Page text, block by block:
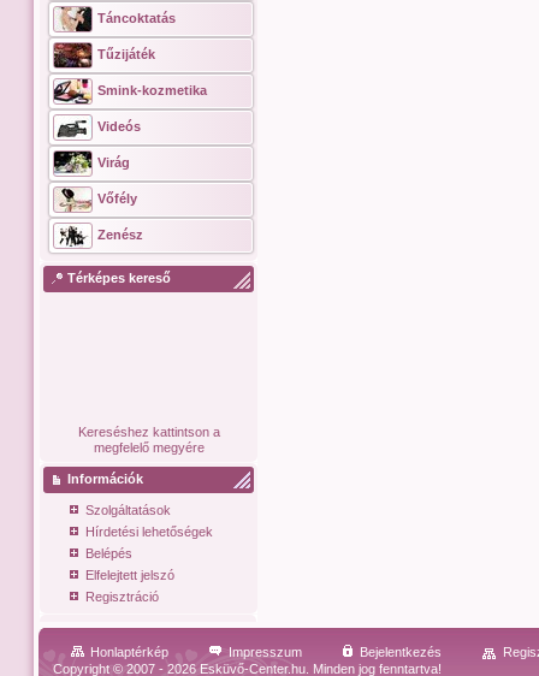
Táncoktatás
Tűzijáték
Smink-kozmetika
Videós
Virág
Vőfély
Zenész
Térképes kereső
Kereséshez kattintson a
megfelelő megyére
Információk
Szolgáltatások
Hírdetési lehetőségek
Belépés
Elfelejtett jelszó
Regisztráció
Honlaptérkép Impresszum Bejelentkezés
Copyright © 2007 - 2026 Esküvő-Center.hu. Minden jog fenntartva!